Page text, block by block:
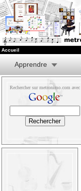
Accueil
Apprendre
Rechercher sur metronimo.com avec